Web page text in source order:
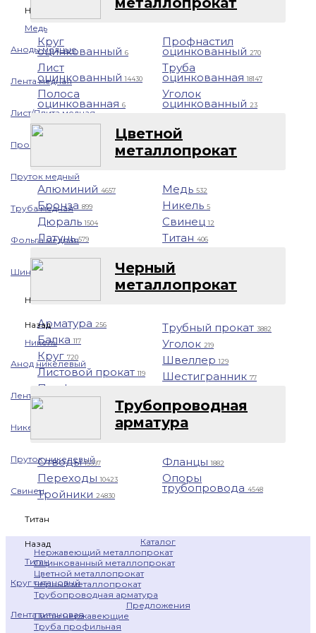
Назад
Медь
Аноды медные
Лента медная
Лист/Плита медная
Проволока медная
Пруток медный
Труба медная
Фольга медная
Шина медная
Никель
Назад
Никель
Анод никелевый
Лента никелевая
Никелевая проволока
Пруток никелевый
Свинец
Титан
Назад
Титан
Круг титановый
Лента титановая
Круг
оцинкованный 6
Лист
оцинкованный14430
Полоса
оцинкованная 6
Профнастил
оцинкованный 270
Труба
оцинкованная18147
Уголок
оцинкованный 23
Цветной
металлопрокат
Алюминий 4657
Бронза 899
Дюраль1504
Латунь579
Медь 532
Никель 5
Свинец12
Титан 406
Черный
металлопрокат
Арматура 256
Балка117
Круг 720
Листовой прокат119
Профнастил
Трубный прокат 3882
Уголок 219
Швеллер129
Шестигранник 77
Трубопроводная
арматура
Отводы15397
Переходы10423
Тройники 24830
Фланцы1882
Опоры
трубопровода 4548
Каталог
Нержавеющий металлопрокат
Оцинкованный металлопрокат
Цветной металлопрокат
Черный металлопрокат
Трубопроводная арматура
Предложения
Листы нержавеющие
Труба профильная